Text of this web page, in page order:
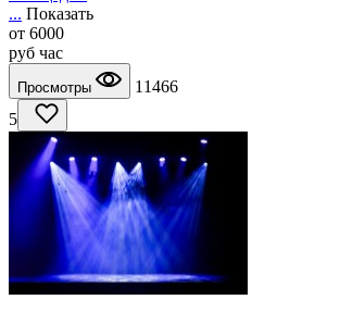
... Показать
от 6000
руб час
Просмотры
11466
5